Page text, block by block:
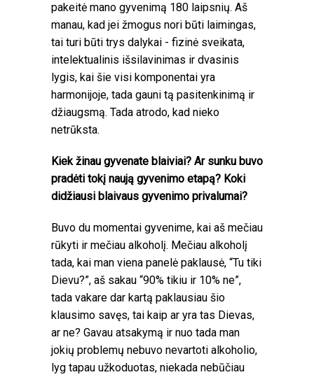
pakeitė mano gyvenimą 180 laipsnių. Aš
manau, kad jei žmogus nori būti laimingas,
tai turi būti trys dalykai - fizinė sveikata,
intelektualinis išsilavinimas ir dvasinis
lygis, kai šie visi komponentai yra
harmonijoje, tada gauni tą pasitenkinimą ir
džiaugsmą. Tada atrodo, kad nieko
netrūksta.
Kiek žinau gyvenate blaiviai? Ar sunku buvo
pradėti tokį naują gyvenimo etapą? Koki
didžiausi blaivaus gyvenimo privalumai?
Buvo du momentai gyvenime, kai aš mečiau
rūkyti ir mečiau alkoholį. Mečiau alkoholį
tada, kai man viena panelė paklausė, “Tu tiki
Dievu?”, aš sakau “90% tikiu ir 10% ne”,
tada vakare dar kartą paklausiau šio
klausimo savęs, tai kaip ar yra tas Dievas,
ar ne? Gavau atsakymą ir nuo tada man
jokių problemų nebuvo nevartoti alkoholio,
lyg tapau užkoduotas, niekada nebūčiau